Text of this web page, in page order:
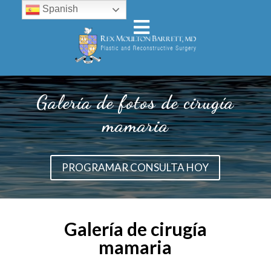
Galería de fotos de cirugía
mamaria
PROGRAMAR CONSULTA HOY
Galería de cirugía
mamaria
Spanish